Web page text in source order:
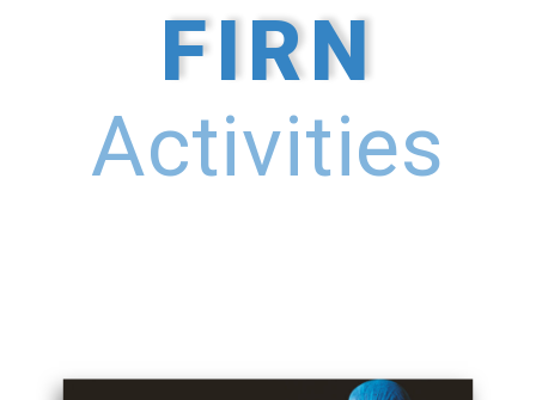
FIRN
Activities